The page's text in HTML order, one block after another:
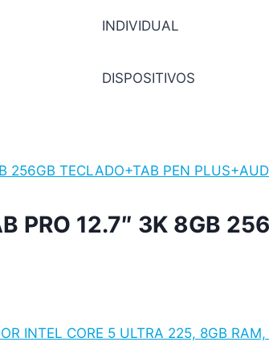
INDIVIDUAL
DISPOSITIVOS
PRO 12.7″ 3K 8GB